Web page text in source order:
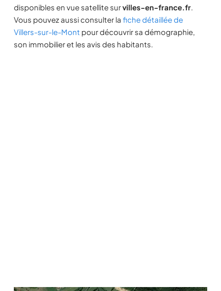
disponibles en vue satellite survilles-en-france.fr.
Vous pouvez aussi consulter la fiche détaillée de
Villers-sur-le-Mont pour découvrir sa démographie,
son immobilier et les avis des habitants.